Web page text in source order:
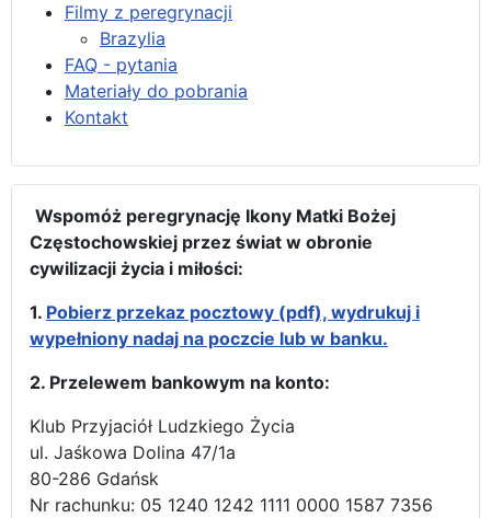
Filmy z peregrynacji
Brazylia
FAQ - pytania
Materiały do pobrania
Kontakt
Wspomóż peregrynację Ikony Matki Bożej
Częstochowskiej przez świat w obronie
cywilizacji życia i miłości:
1. Pobierz przekaz pocztowy (pdf), wydrukuj i
wypełniony nadaj na poczcie lub w banku.
2. Przelewem bankowym na konto:
Klub Przyjaciół Ludzkiego Życia
ul. Jaśkowa Dolina 47/1a
80-286 Gdańsk
Nr rachunku: 05 1240 1242 1111 0000 1587 7356